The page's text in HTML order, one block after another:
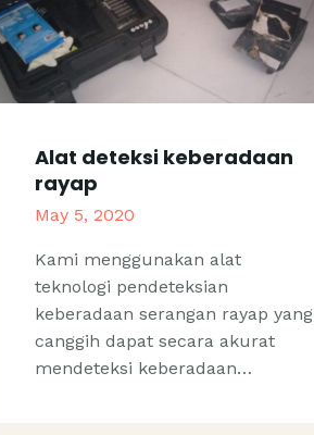
Alat deteksi keberadaan
rayap
May 5, 2020
Kami menggunakan alat
teknologi pendeteksian
keberadaan serangan rayap yang
canggih dapat secara akurat
mendeteksi keberadaan…